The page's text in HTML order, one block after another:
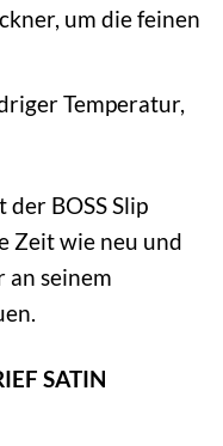
um die feinen
Temperatur,
BOSS Slip
Zeit wie neu und
an seinem
SATIN